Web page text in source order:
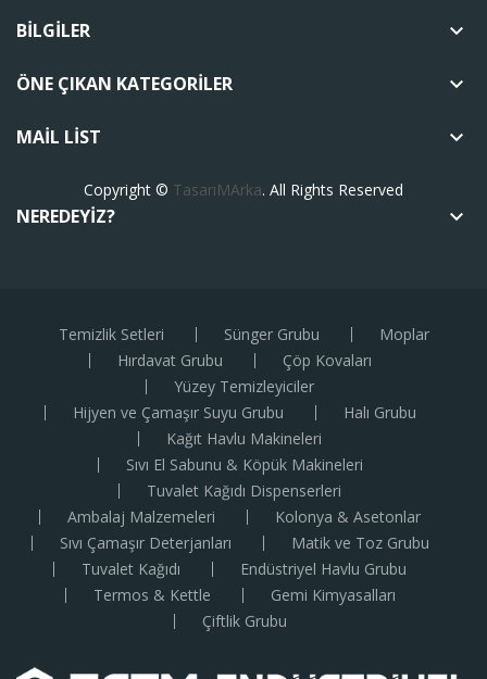
BILGILER keyboard_arrow_down
ÖNE ÇIKAN KATEGORILER keyboard_arrow_down
MAIL LIST keyboard_arrow_down
Copyright © TasarıMArka. All Rights Reserved
NEREDEYIZ? keyboard_arrow_down
Temizlik Setleri Sünger Grubu
Moplar
Hırdavat Grubu
Çöp Kovaları
Yüzey Temizleyiciler
Hijyen ve Çamaşır Suyu Grubu
Halı Grubu
Kağıt Havlu Makineleri
Sıvı El Sabunu & Köpük Makineleri
Tuvalet Kağıdı Dispenserleri
Ambalaj Malzemeleri
Kolonya & Asetonlar
Sıvı Çamaşır Deterjanları
Matik ve Toz Grubu
Tuvalet Kağıdı
Endüstriyel Havlu Grubu
Termos & Kettle
Gemi Kimyasalları
Çiftlik Grubu